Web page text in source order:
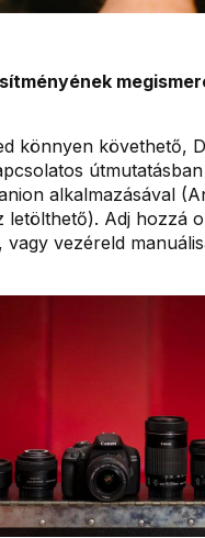
könnyen követhető,
alkalmazásával
letölthető). Adj hozzá
vagy vezéreld